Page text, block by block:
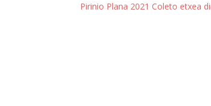
Pirinio Plana 2021 Coleto etxea